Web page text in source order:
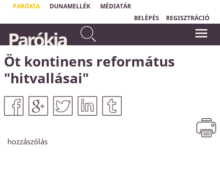
PARÓKIA DUNAMELLÉK
MÉDIATÁR
BELÉPÉS
REGISZTRÁCIÓ
Te pedig amikor imádkozol,
menj be a belső szobádba, és
ajtódat bezárva imádkozzál
Máté 6,6a
Parókia
Öt kontinens református
"hitvallásai"
hozzászólás